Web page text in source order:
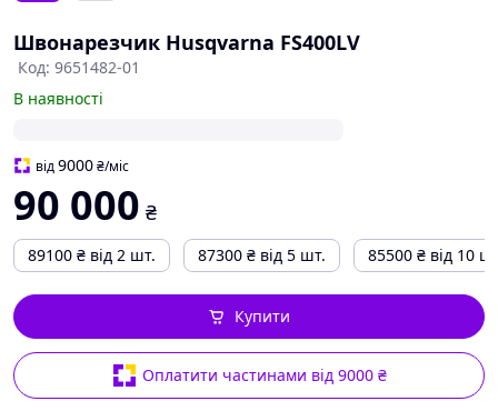
Швонарезчик Husqvarna FS400LV
Код: 9651482-01
В наявності
від9000₴/міс
90 000 ₴
89100 ₴ від 2 шт. 87300 ₴ від 5 шт. 85500 ₴ від 10
Оплатити частинами від 9000 ₴
Купити